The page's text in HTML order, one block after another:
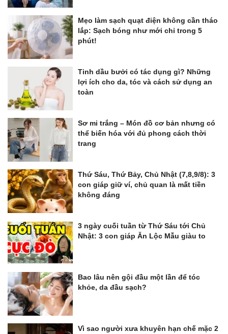
Mẹo làm sạch quạt điện không cần tháo
lắp: Sạch bóng như mới chỉ trong 5
phút!
Tinh dầu bưởi có tác dụng gì? Những
lợi ích cho da, tóc và cách sử dụng an
toàn
Sơ mi trắng – Món đồ cơ bản nhưng có
thể biến hóa với đủ phong cách thời
trang
Thứ Sáu, Thứ Bảy, Chủ Nhật (7,8,9/8): 3
con giáp giữ ví, chủ quan là mất tiền
không đáng
3 ngày cuối tuần từ Thứ Sáu tới Chủ
Nhật: 3 con giáp Ăn Lộc Mẫu giàu to
Bao lâu nên gội đầu một lần để tóc
khỏe, da đầu sạch?
Vì sao người xưa khuyên hạn chế mặc 2